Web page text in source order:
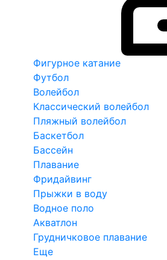
Фигурное катание
Футбол
Волейбол
Классический волейбол
Пляжный волейбол
Баскетбол
Бассейн
Плавание
Фридайвинг
Прыжки в воду
Водное поло
Акватлон
Грудничковое плавание
Еще